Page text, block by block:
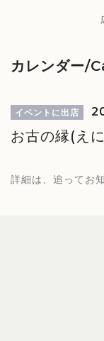
カレンダー/
イベントに出店
お古の縁(え
詳細は、追ってお